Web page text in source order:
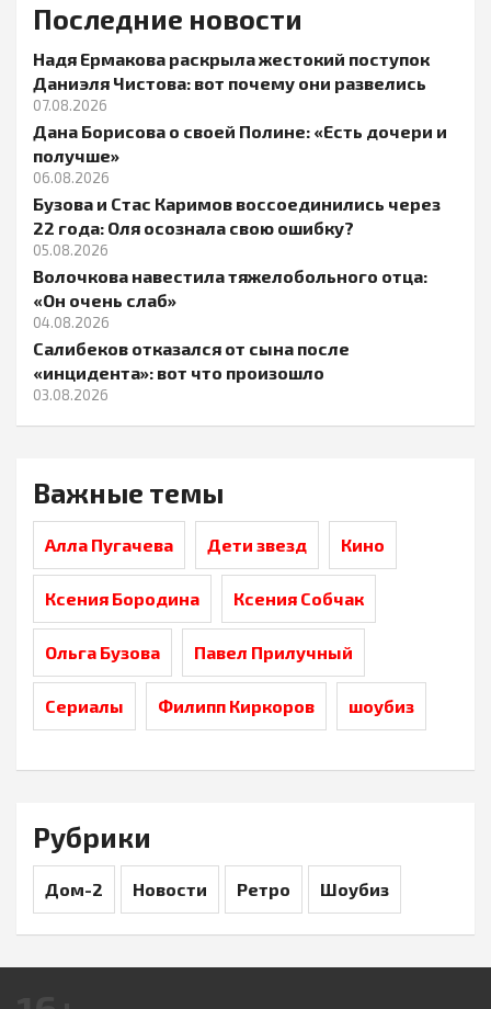
Последние новости
Надя Ермакова раскрыла жестокий поступок
Даниэля Чистова: вот почему они развелись
07.08.2026
Дана Борисова о своей Полине: «Есть дочери и
получше»
06.08.2026
Бузова и Стас Каримов воссоединились через
22 года: Оля осознала свою ошибку?
05.08.2026
Волочкова навестила тяжелобольного отца:
«Он очень слаб»
04.08.2026
Салибеков отказался от сына после
«инцидента»: вот что произошло
03.08.2026
Важные темы
Алла Пугачева Дети звезд Кино
Ксения Бородина Ксения Собчак
Ольга Бузова Павел Прилучный
Сериалы Филипп Киркоров шоубиз
Рубрики
Дом-2 Новости Ретро Шоубиз